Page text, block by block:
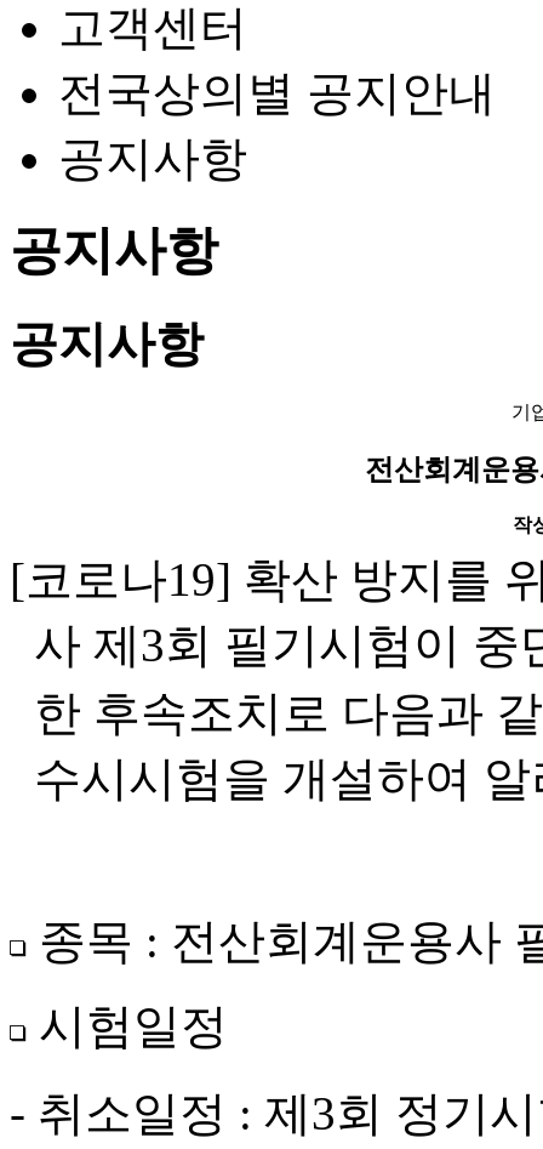
고객센터
전국상의별 공지안내
공지사항
공지사항
공지사항
기
전산회계운
작
[코로나19] 확산 방지를
사 제3회 필기시험이 중
한 후속조치로 다음과
수시시험을 개설하여
종목 : 전산회계운용사
시험일정
- 취소일정 : 제3회 정기